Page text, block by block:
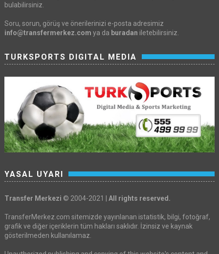
bulabilirsiniz.
Soru, sorun, görüş ve önerilerinizi e-posta adresimiz
info@transfermerkez.com ya da buradan iletebilirsiniz.
TURKSPORTS DIGITAL MEDIA
YASAL UYARI
Transfer Merkezi © 2004-2021 | All rights reserved.
TransferMerkez.com sitemizde yayınlanan istatistik, bilgi, fotoğraf,
grafik ve diğer içeriklerin tüm hakları saklıdır. İzinsiz ve kaynak
gösterilmeden kullanılamaz.